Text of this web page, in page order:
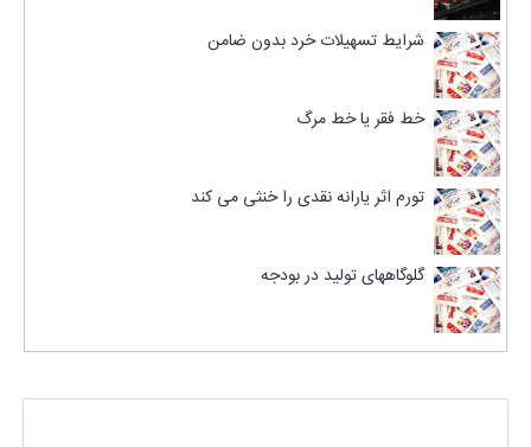
شرایط تسهیلات خرد بدون ضامن
خط فقر یا خط مرگ
تورم اثر یارانه نقدی را خنثی می کند
گلوگاههای تولید در بودجه